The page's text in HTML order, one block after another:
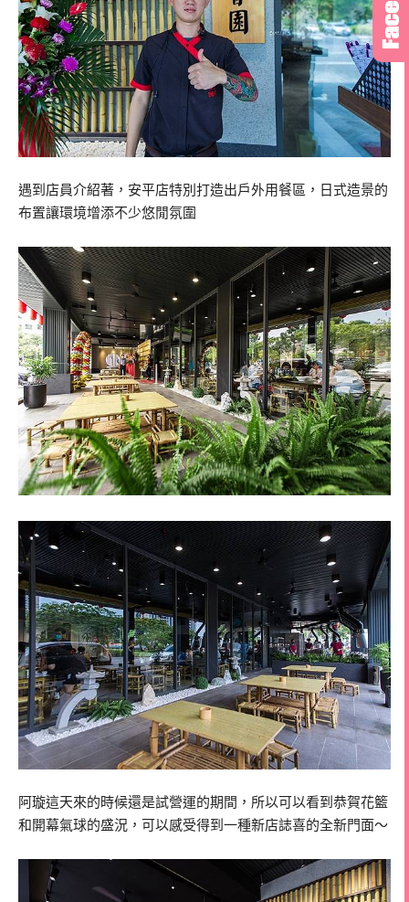
遇到店員介紹著，安平店特別打造出戶外用餐區，日式造景的
布置讓環境增添不少悠閒氛圍
阿璇這天來的時候還是試營運的期間，所以可以看到恭賀花籃
和開幕氣球的盛況，可以感受得到一種新店誌喜的全新門面～